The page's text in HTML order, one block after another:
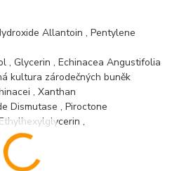
Allantoin ,Pentylene
, Glycerin ,Echinacea Angustifolia
kultura zárodečných buněk
,Xanthan
Dismutase ,Piroctone
,